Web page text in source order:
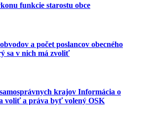
funkcie starostu obce
a počet poslancov obecného
sa v nich má zvoliť
krajov Informácia o
voliť a práva byť volený OSK